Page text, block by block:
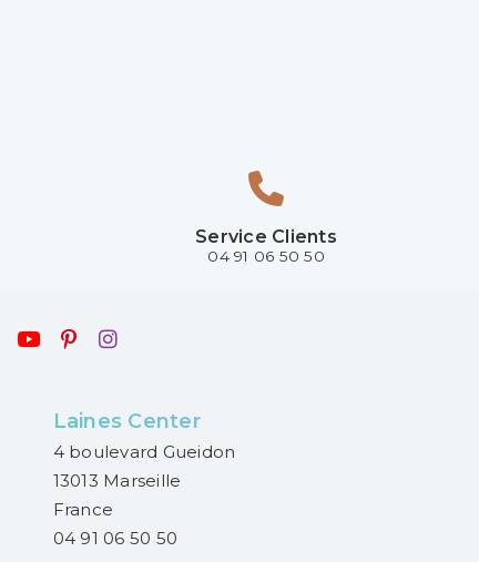
Service Clients
04 91 06 50 50
Laines Center
4 boulevard Gueidon
13013 Marseille
France
04 91 06 50 50